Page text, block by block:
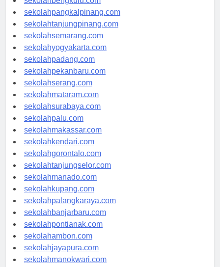
sekolahbengkulu.com
sekolahpangkalpinang.com
sekolahtanjungpinang.com
sekolahsemarang.com
sekolahyogyakarta.com
sekolahpadang.com
sekolahpekanbaru.com
sekolahserang.com
sekolahmataram.com
sekolahsurabaya.com
sekolahpalu.com
sekolahmakassar.com
sekolahkendari.com
sekolahgorontalo.com
sekolahtanjungselor.com
sekolahmanado.com
sekolahkupang.com
sekolahpalangkaraya.com
sekolahbanjarbaru.com
sekolahpontianak.com
sekolahambon.com
sekolahjayapura.com